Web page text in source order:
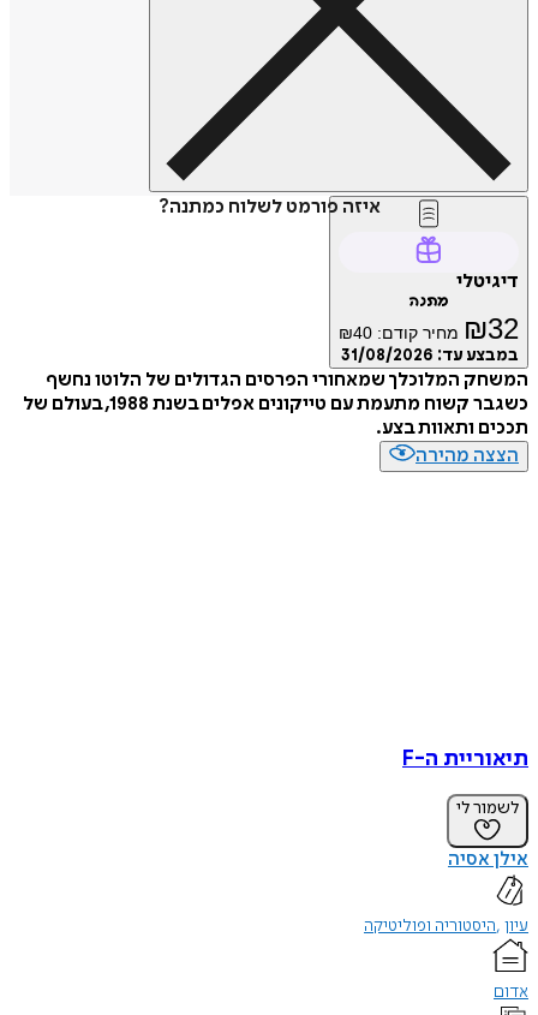
איזה פורמט לשלוח כמתנה?
דיגיטלי
מתנה
₪32 מחיר קודם: ₪40
במבצע עד: 31/08/2026
המשחק המלוכלך שמאחורי הפרסים הגדולים של הלוטו נחשף
כשגבר קשוח מתעמת עם טייקונים אפלים בשנת 1988, בעולם של
תככים ותאוות בצע.
הצצה מהירה
תיאוריית ה-F
לשמור לי
אילן אסיה
עיון היסטוריה ופוליטיקה
אדום